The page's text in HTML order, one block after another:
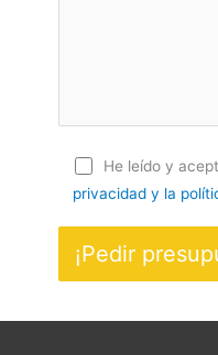
He leído y
privacidad y la